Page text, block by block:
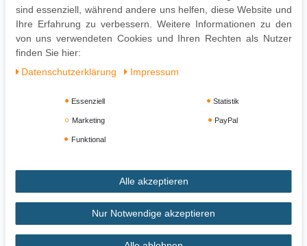
Montage
Lieferzustand: Zerlegt und sicher verpackt
Impressum Daten­schutz­erklärung AGB
sind essenziell, während andere uns helfen, diese Website und
Ihre Erfahrung zu verbessern. Weitere Informationen zu den
von uns verwendeten Cookies und Ihren Rechten als Nutzer
finden Sie hier:
Daten­schutz­erklärung
Impressum
Essenziell Statistik
Marketing PayPal
Funktional
Alle akzeptieren
Nur Notwendige akzeptieren